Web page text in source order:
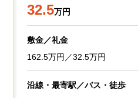
32.5万円
敷金／礼金
162.5万円／32.5万円
沿線・最寄駅／バス・徒歩